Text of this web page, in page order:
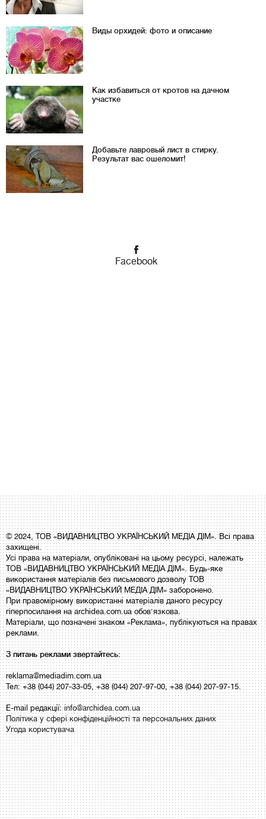
Виды орхидей: фото и описание
Как избавиться от кротов на дачном
участке
Добавьте лавровый лист в стирку.
Результат вас ошеломит!
Facebook
© 2024, ТОВ «ВИДАВНИЦТВО УКРАЇНСЬКИЙ МЕДІА ДІМ». Всі права
захищені.
Усі права на матеріали, опубліковані на цьому ресурсі, належать
ТОВ «ВИДАВНИЦТВО УКРАЇНСЬКИЙ МЕДІА ДІМ». Будь-яке
використання матеріалів без письмового дозволу ТОВ
«ВИДАВНИЦТВО УКРАЇНСЬКИЙ МЕДІА ДІМ» заборонено.
При правомірному використанні матеріалів даного ресурсу
гіперпосилання на archidea.com.ua обов'язкова.
Матеріали, що позначені знаком «Реклама», публікуються на правах
реклами.
З питань реклами звертайтесь:
reklama@mediadim.com.ua
Тел: +38 (044) 207-33-05, +38 (044) 207-97-00, +38 (044) 207-97-15.
E-mail редакції:info@archidea.com.ua
Політика у сфері конфіденційності та персональних даних
Угода користувача